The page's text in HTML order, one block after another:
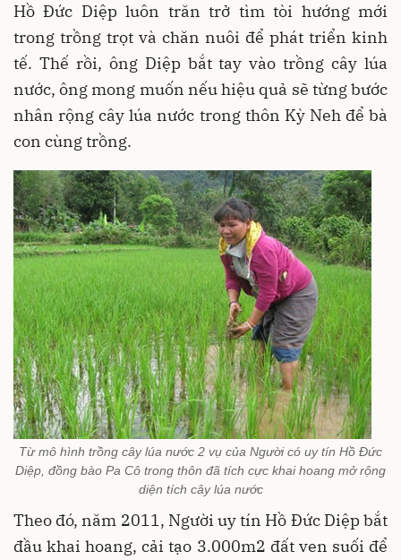
Hồ Đức Diệp luôn trăn trở tìm tòi hướng mới
trong trồng trọt và chăn nuôi để phát triển kinh
tế. Thế rồi, ông Diệp bắt tay vào trồng cây lúa
nước, ông mong muốn nếu hiệu quả sẽ từng bước
nhân rộng cây lúa nước trong thôn Kỳ Neh để bà
con cùng trồng.
Từ mô hình trồng cây lúa nước 2 vụ của Người có uy tín Hồ Đức
Diệp, đồng bào Pa Cô trong thôn đã tích cực khai hoang mở rộng
diện tích cây lúa nước
Theo đó, năm 2011, Người uy tín Hồ Đức Diệp bắt
đầu khai hoang, cải tạo 3.000m2 đất ven suối để